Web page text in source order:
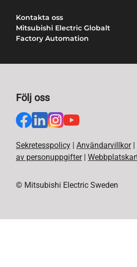
Kontakta oss
Mitsubishi Electric Globalt
Factory Automation
Följ oss
Sekretesspolicy | Användarvillkor |
av personuppgifter |
© Mitsubishi Electric Sweden